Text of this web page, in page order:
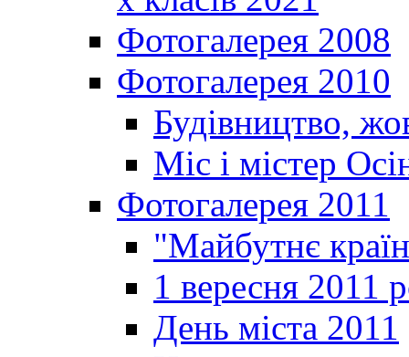
Фотогалерея 2008
Фотогалерея 2010
Будівництво,
Міс і містер
Фотогалерея 2011
"Майбутнє
1 вересня 2011
День міста 2011